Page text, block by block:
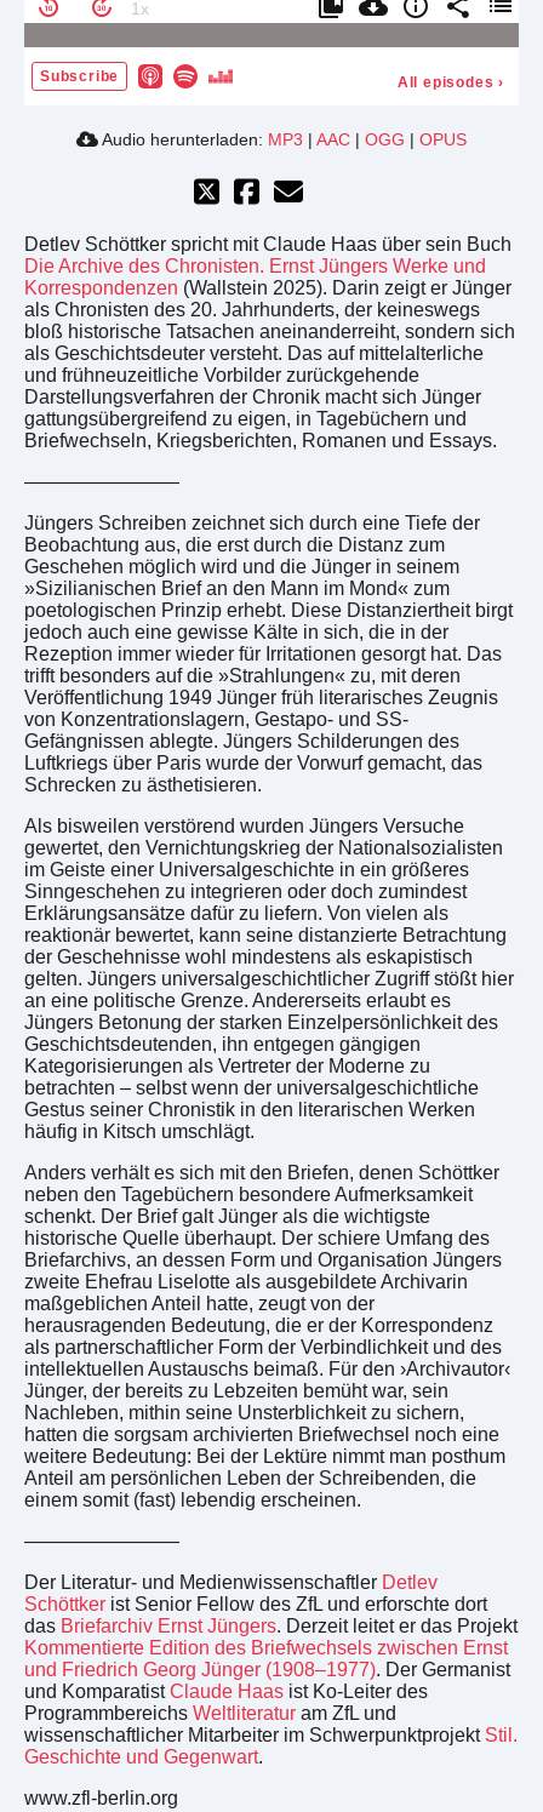
Subscribe All episodes ›
Audio herunterladen: MP3 | AAC | OGG | OPUS
Detlev Schöttker spricht mit Claude Haas über sein Buch
Die Archive des Chronisten. Ernst Jüngers Werke und
Korrespondenzen (Wallstein 2025). Darin zeigt er Jünger
als Chronisten des 20. Jahrhunderts, der keineswegs
bloß historische Tatsachen aneinanderreiht, sondern sich
als Geschichtsdeuter versteht. Das auf mittelalterliche
und frühneuzeitliche Vorbilder zurückgehende
Darstellungsverfahren der Chronik macht sich Jünger
gattungsübergreifend zu eigen, in Tagebüchern und
Briefwechseln, Kriegsberichten, Romanen und Essays.
————————
Jüngers Schreiben zeichnet sich durch eine Tiefe der
Beobachtung aus, die erst durch die Distanz zum
Geschehen möglich wird und die Jünger in seinem
»Sizilianischen Brief an den Mann im Mond« zum
poetologischen Prinzip erhebt. Diese Distanziertheit birgt
jedoch auch eine gewisse Kälte in sich, die in der
Rezeption immer wieder für Irritationen gesorgt hat. Das
trifft besonders auf die »Strahlungen« zu, mit deren
Veröffentlichung 1949 Jünger früh literarisches Zeugnis
von Konzentrationslagern, Gestapo- und SS-
Gefängnissen ablegte. Jüngers Schilderungen des
Luftkriegs über Paris wurde der Vorwurf gemacht, das
Schrecken zu ästhetisieren.
Als bisweilen verstörend wurden Jüngers Versuche
gewertet, den Vernichtungskrieg der Nationalsozialisten
im Geiste einer Universalgeschichte in ein größeres
Sinngeschehen zu integrieren oder doch zumindest
Erklärungsansätze dafür zu liefern. Von vielen als
reaktionär bewertet, kann seine distanzierte Betrachtung
der Geschehnisse wohl mindestens als eskapistisch
gelten. Jüngers universalgeschichtlicher Zugriff stößt hier
an eine politische Grenze. Andererseits erlaubt es
Jüngers Betonung der starken Einzelpersönlichkeit des
Geschichtsdeutenden, ihn entgegen gängigen
Kategorisierungen als Vertreter der Moderne zu
betrachten – selbst wenn der universalgeschichtliche
Gestus seiner Chronistik in den literarischen Werken
häufig in Kitsch umschlägt.
Anders verhält es sich mit den Briefen, denen Schöttker
neben den Tagebüchern besondere Aufmerksamkeit
schenkt. Der Brief galt Jünger als die wichtigste
historische Quelle überhaupt. Der schiere Umfang des
Briefarchivs, an dessen Form und Organisation Jüngers
zweite Ehefrau Liselotte als ausgebildete Archivarin
maßgeblichen Anteil hatte, zeugt von der
herausragenden Bedeutung, die er der Korrespondenz
als partnerschaftlicher Form der Verbindlichkeit und des
intellektuellen Austauschs beimaß. Für den ›Archivautor‹
Jünger, der bereits zu Lebzeiten bemüht war, sein
Nachleben, mithin seine Unsterblichkeit zu sichern,
hatten die sorgsam archivierten Briefwechsel noch eine
weitere Bedeutung: Bei der Lektüre nimmt man posthum
Anteil am persönlichen Leben der Schreibenden, die
einem somit (fast) lebendig erscheinen.
————————
Der Literatur- und Medienwissenschaftler Detlev
Schöttker ist Senior Fellow des ZfL und erforschte dort
das Briefarchiv Ernst Jüngers. Derzeit leitet er das Projekt
Kommentierte Edition des Briefwechsels zwischen Ernst
und Friedrich Georg Jünger (1908–1977). Der Germanist
und KomparatistClaude Haas ist Ko-Leiter des
Programmbereichs Weltliteratur am ZfL und
wissenschaftlicher Mitarbeiter im Schwerpunktprojekt Stil.
Geschichte und Gegenwart.
www.zfl-berlin.org